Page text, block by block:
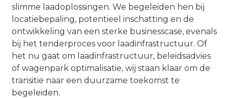
slimme laadoplossingen. We begeleiden hen bij
locatiebepaling, potentieel inschatting en de
ontwikkeling van een sterke businesscase, evenals
bij het tenderproces voor laadinfrastructuur. Of
het nu gaat om laadinfrastructuur, beleidsadvies
of wagenpark optimalisatie, wij staan klaar om de
transitie naar een duurzame toekomst te
begeleiden.